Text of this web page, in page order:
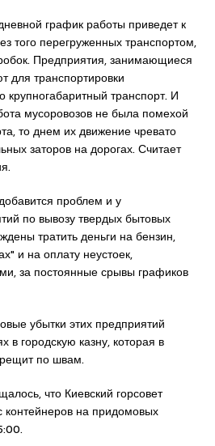
график работы приведет к
того перегруженных транспортом,
Предприятия, занимающиеся
для транспортировки
крупногабаритный транспорт. И
мусоровозов не была помехой
то днем их движение чревато
заторов на дорогах. Считает
проблем и у
по вывозу твердых бытовых
тратить деньги на бензин,
и на оплату неустоек,
за постоянные срывы графиков
убытки этих предприятий
в городскую казну, которая в
по швам.
что Киевский горсовет
контейнеров на придомовых